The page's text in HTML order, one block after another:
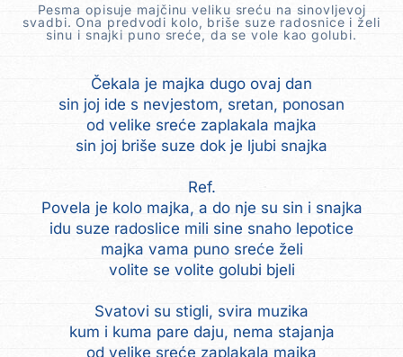
Pesma opisuje majčinu veliku sreću na sinovljevoj
svadbi. Ona predvodi kolo, briše suze radosnice i želi
sinu i snajki puno sreće, da se vole kao golubi.
Čekala je majka dugo ovaj dan
sin joj ide s nevjestom, sretan, ponosan
od velike sreće zaplakala majka
sin joj briše suze dok je ljubi snajka
Ref.
Povela je kolo majka, a do nje su sin i snajka
idu suze radoslice mili sine snaho lepotice
majka vama puno sreće želi
volite se volite golubi bjeli
Svatovi su stigli, svira muzika
kum i kuma pare daju, nema stajanja
od velike sreće zaplakala majka